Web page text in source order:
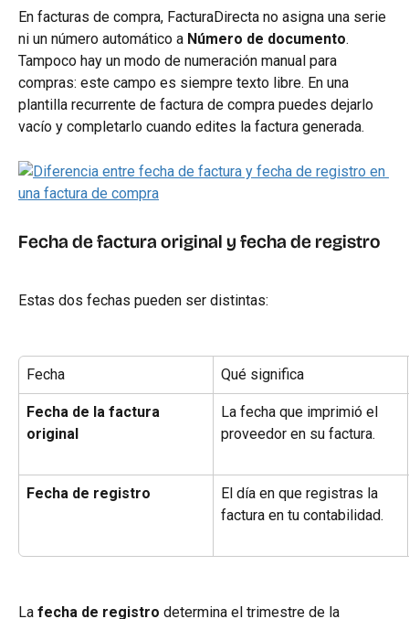
En facturas de compra, FacturaDirecta no asigna una serie
ni un número automático a Número de documento.
Tampoco hay un modo de numeración manual para
compras: este campo es siempre texto libre. En una
plantilla recurrente de factura de compra puedes dejarlo
vacío y completarlo cuando edites la factura generada.
Fecha de factura original y fecha de registro
Estas dos fechas pueden ser distintas:
Fecha Qué significa
Fecha de la factura
original
La fecha que imprimió el
proveedor en su factura.
Fecha de registro
El día en que registras la
factura en tu contabilidad.
La fecha de registro determina el trimestre de la